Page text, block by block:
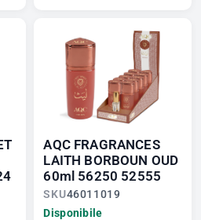
AQC FRAGRANCES
LAITH BORBOUN OUD
60ml 56250 52555
SKU46011019
Disponibile